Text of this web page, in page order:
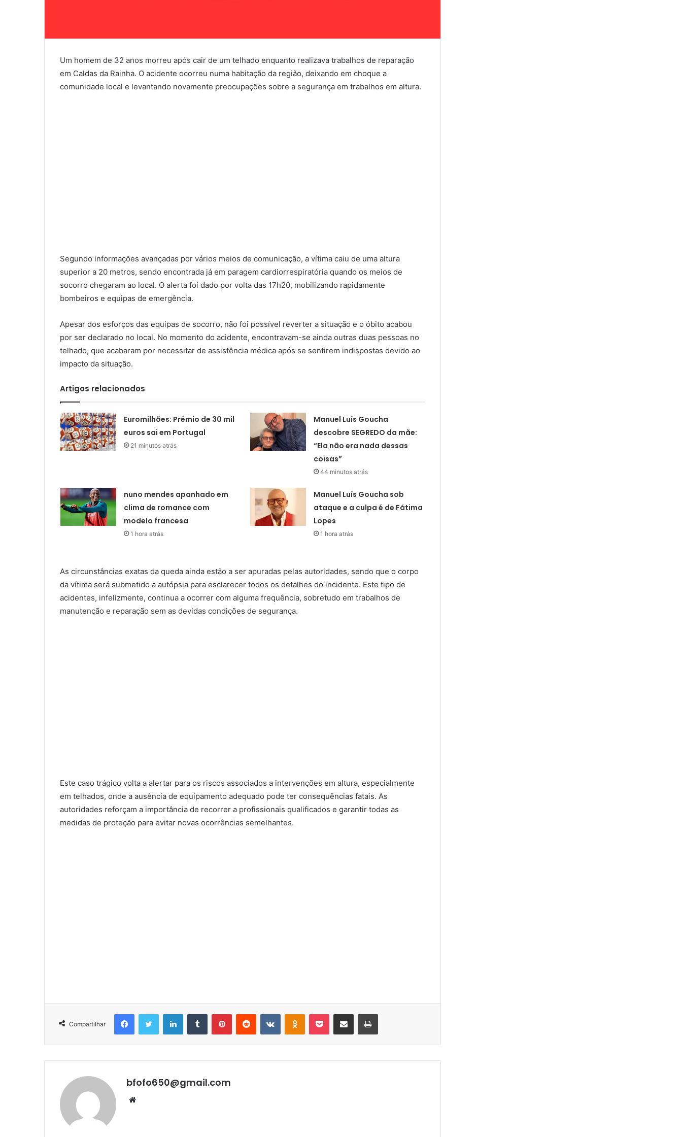
Um homem de 32 anos morreu após cair de um telhado enquanto realizava trabalhos de reparação
em Caldas da Rainha. O acidente ocorreu numa habitação da região, deixando em choque a
comunidade local e levantando novamente preocupações sobre a segurança em trabalhos em altura.
Segundo informações avançadas por vários meios de comunicação, a vítima caiu de uma altura
superior a 20 metros, sendo encontrada já em paragem cardiorrespiratória quando os meios de
socorro chegaram ao local. O alerta foi dado por volta das 17h20, mobilizando rapidamente
bombeiros e equipas de emergência.
Apesar dos esforços das equipas de socorro, não foi possível reverter a situação e o óbito acabou
por ser declarado no local. No momento do acidente, encontravam-se ainda outras duas pessoas no
telhado, que acabaram por necessitar de assistência médica após se sentirem indispostas devido ao
impacto da situação.
Artigos relacionados
Euromilhões: Prémio de 30 mil
euros sai em Portugal
21 minutos atrás
Manuel Luís Goucha
descobre SEGREDO da mãe:
“Ela não era nada dessas
coisas”
44 minutos atrás
nuno mendes apanhado em
clima de romance com
modelo francesa
1 hora atrás
Manuel Luís Goucha sob
ataque e a culpa é de Fátima
Lopes
1 hora atrás
As circunstâncias exatas da queda ainda estão a ser apuradas pelas autoridades, sendo que o corpo
da vítima será submetido a autópsia para esclarecer todos os detalhes do incidente. Este tipo de
acidentes, infelizmente, continua a ocorrer com alguma frequência, sobretudo em trabalhos de
manutenção e reparação sem as devidas condições de segurança.
Este caso trágico volta a alertar para os riscos associados a intervenções em altura, especialmente
em telhados, onde a ausência de equipamento adequado pode ter consequências fatais. As
autoridades reforçam a importância de recorrer a profissionais qualificados e garantir todas as
medidas de proteção para evitar novas ocorrências semelhantes.
Compartilhar
FacebookTwitter LinkedinTumblr PinterestReddit VK OK Pocket Compartilhar via e-mail Imprimir
bfofo650@gmail.com
Website